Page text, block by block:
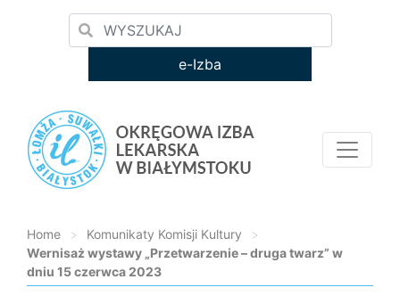
e-Izba
Home > Komunikaty Komisji Kultury
>
Wernisaż wystawy „Przetwarzenie – druga twarz” w
dniu 15 czerwca 2023